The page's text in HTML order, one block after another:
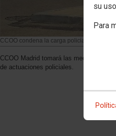
su
Para
CCOO condena la carga policial
CCOO Madrid tomará las medidas
de actuaciones policiales.